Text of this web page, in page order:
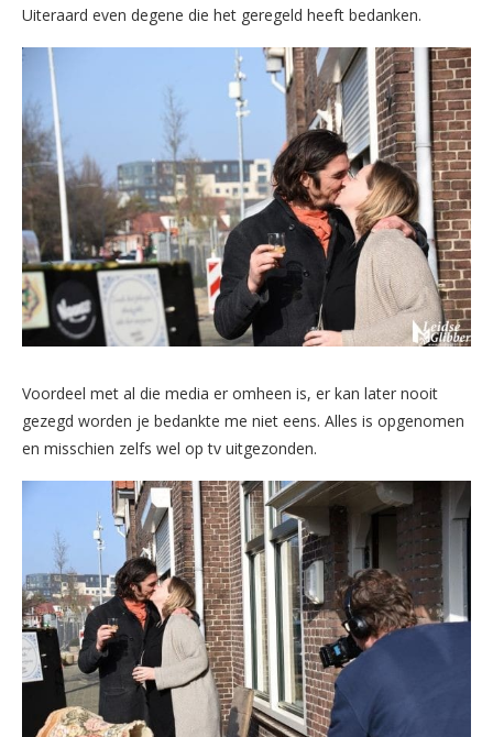
Uiteraard even degene die het geregeld heeft bedanken.
Voordeel met al die media er omheen is, er kan later nooit
gezegd worden je bedankte me niet eens. Alles is opgenomen
en misschien zelfs wel op tv uitgezonden.